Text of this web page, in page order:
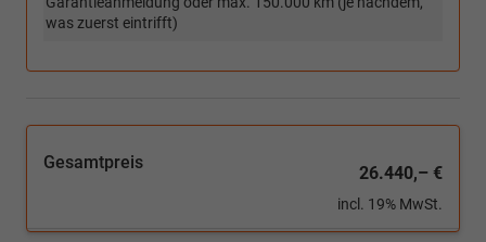
was zuerst eintrifft)
Gesamtpreis
26.440,– €
incl. 19% MwSt.